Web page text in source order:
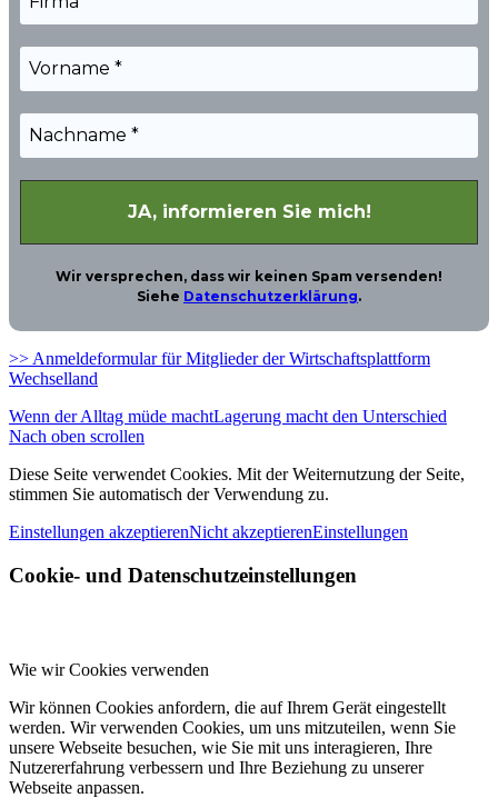
Wir versprechen, dass wir keinen Spam versenden!
Siehe Datenschutzerklärung.
>> Anmeldeformular für Mitglieder der Wirtschaftsplattform
Wechselland
Wenn der Alltag müde machtLagerung macht den Unterschied
Nach oben scrollen
Diese Seite verwendet Cookies. Mit der Weiternutzung der Seite,
stimmen Sie automatisch der Verwendung zu.
Einstellungen akzeptierenNicht akzeptierenEinstellungen
Cookie- und Datenschutzeinstellungen
Wie wir Cookies verwenden
Wir können Cookies anfordern, die auf Ihrem Gerät eingestellt
werden. Wir verwenden Cookies, um uns mitzuteilen, wenn Sie
unsere Webseite besuchen, wie Sie mit uns interagieren, Ihre
Nutzererfahrung verbessern und Ihre Beziehung zu unserer
Webseite anpassen.